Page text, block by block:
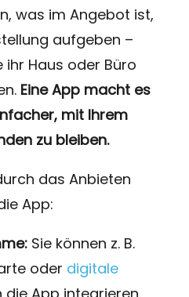
was im Angebot ist,
aufgeben –
Haus oder Büro
Eine App macht es
mit Ihrem
zu bleiben.
das Anbieten
App:
Sie können z. B.
oder digitale